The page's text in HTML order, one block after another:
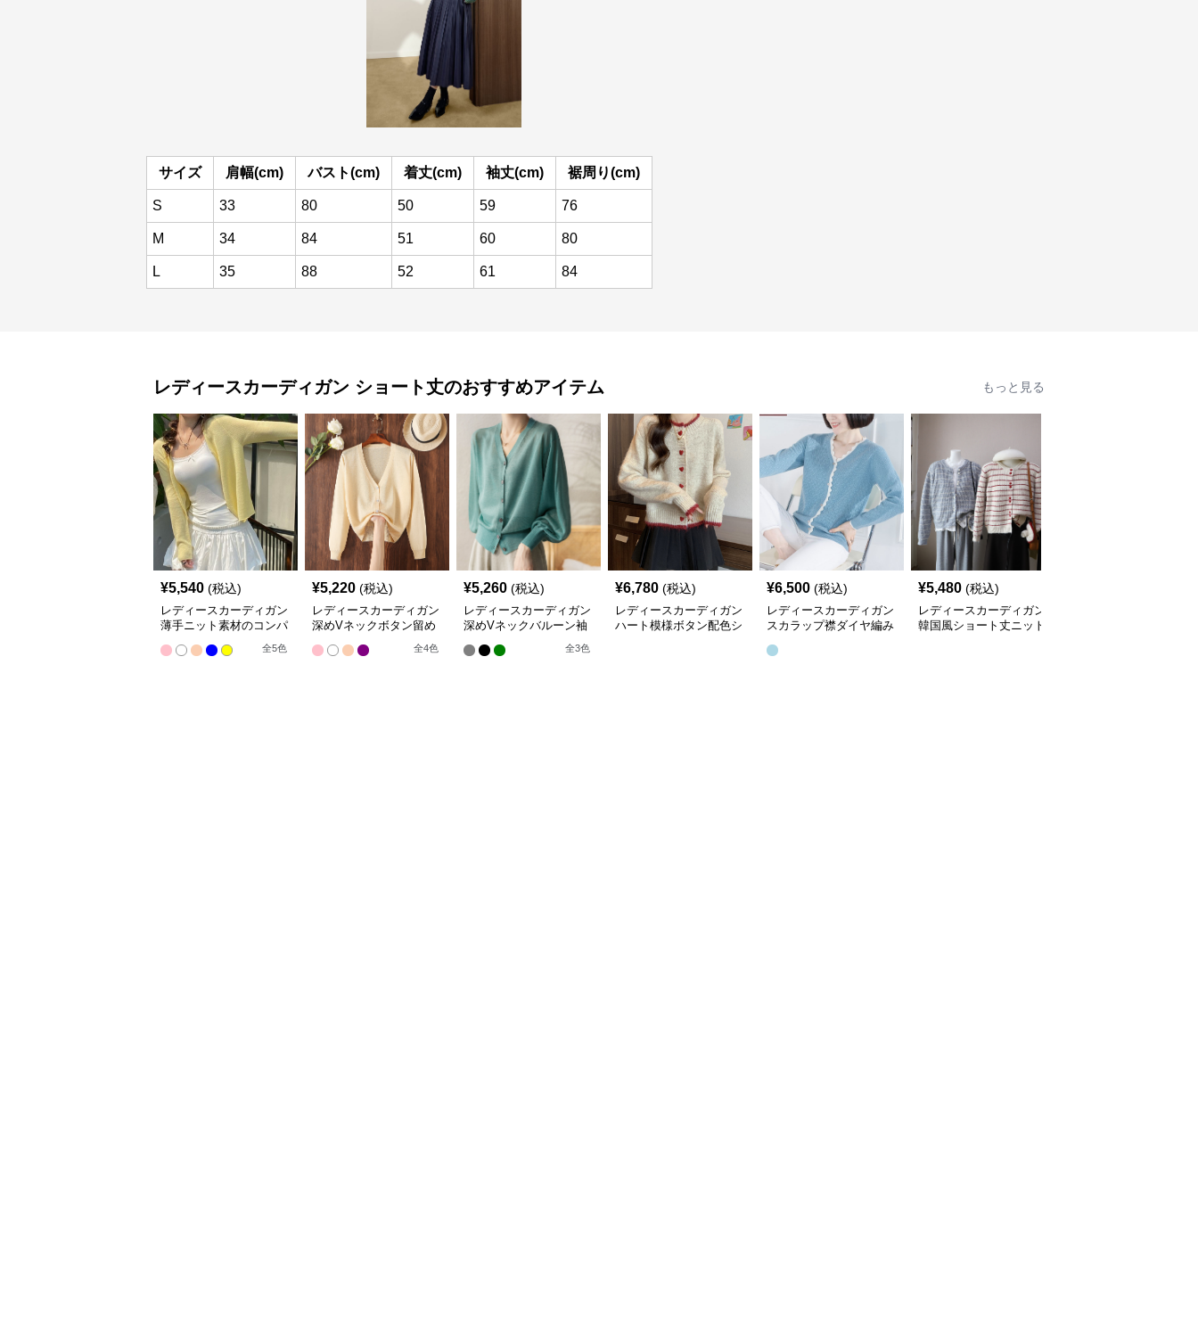
サイズ 肩幅(cm) バスト(cm) 着丈(cm) 袖丈(cm) 裾周り(cm)
S 33 80 50 59 76
M 34 84 51 60 80
L 35 88 52 61 84
レディースカーディガン ショート丈のおすすめアイテム もっと見る
¥5,540 (税込)
レディースカーディガン
薄手ニット素材のコンパ
全5色
¥5,220 (税込)
レディースカーディガン
深めVネックボタン留め
ショート丈ニットカーデ
ィガン
全4色
¥5,260 (税込)
レディースカーディガン
深めVネックバルーン袖
全3色
¥6,780 (税込)
レディースカーディガン
ハート模様ボタン配色シ
¥6,500 (税込)
レディースカーディガン
スカラップ襟ダイヤ編み
¥5,480 (税込)
レディースカーディガン
韓国風ショート丈ニット